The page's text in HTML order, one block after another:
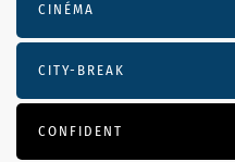
CINÉMA
CITY-BREAK
CONFIDENT